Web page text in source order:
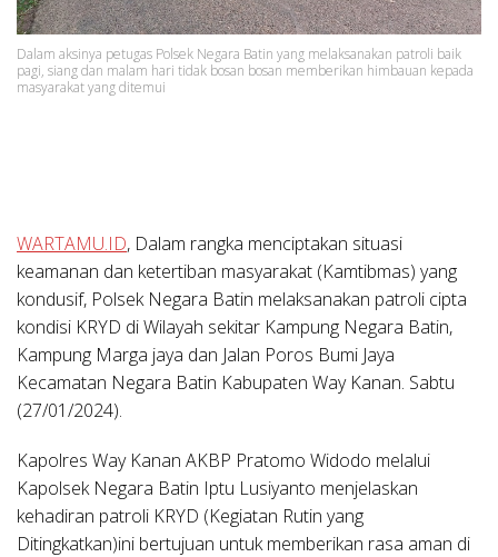
Dalam aksinya petugas Polsek Negara Batin yang melaksanakan patroli baik
pagi, siang dan malam hari tidak bosan bosan memberikan himbauan kepada
masyarakat yang ditemui
WARTAMU.ID, Dalam rangka menciptakan situasi
keamanan dan ketertiban masyarakat (Kamtibmas) yang
kondusif, Polsek Negara Batin melaksanakan patroli cipta
kondisi KRYD di Wilayah sekitar Kampung Negara Batin,
Kampung Marga jaya dan Jalan Poros Bumi Jaya
Kecamatan Negara Batin Kabupaten Way Kanan. Sabtu
(27/01/2024).
Kapolres Way Kanan AKBP Pratomo Widodo melalui
Kapolsek Negara Batin Iptu Lusiyanto menjelaskan
kehadiran patroli KRYD (Kegiatan Rutin yang
Ditingkatkan)ini bertujuan untuk memberikan rasa aman di